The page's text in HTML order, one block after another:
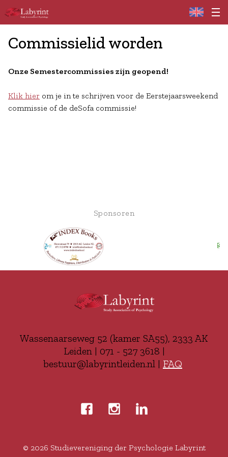
Home
Commissielid worden
Onze Semestercommissies zijn geopend!
Klik hier om je in te schrijven voor de Eerstejaarsweekend
commissie of de deSofa commissie!
Sponsoren
Wassenaarseweg 52 (kamer SA55), 2333 AK
Leiden | 071 - 527 3618 |
bestuur@labyrintleiden.nl | FAQ
© 2026 Studievereniging der Psychologie Labyrint